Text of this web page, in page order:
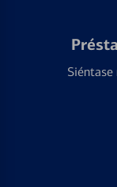
Siéntase